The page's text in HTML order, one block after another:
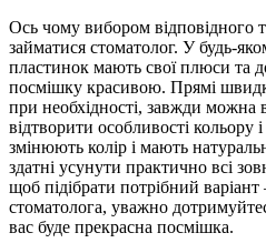
Ось чому вибором відповідного
займатися стоматолог. У будь-
пластинок мають свої плюси та
посмішку красивою. Прямі
при необхідності, завжди можна
відтворити особливості кольору
змінюють колір і мають
здатні усунути практично всі
щоб підібрати потрібний
стоматолога, уважно
вас буде прекрасна посмішка.